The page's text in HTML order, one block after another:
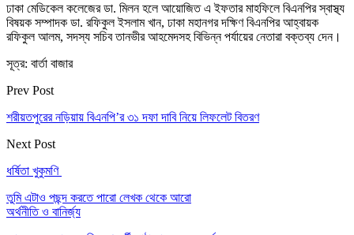
ঢাকা মেডিকেল কলেজের ডা. মিলন হলে আয়োজিত এ ইফতার মাহফিলে বিএনপির স্বাস্থ্য
বিষয়ক সম্পাদক ডা. রফিকুল ইসলাম খান, ঢাকা মহানগর দক্ষিণ বিএনপির আহ্বায়ক
রফিকুল আলম, সদস্য সচিব তানভীর আহমেদসহ বিভিন্ন পর্যায়ের নেতারা বক্তব্য দেন।
সূত্র: বার্তা বাজার
Prev Post
শরীয়তপুরের নড়িয়ায় বিএনপি’র ৩১ দফা দাবি নিয়ে লিফলেট বিতরণ
Next Post
ধর্ষিতা খুকুমণি
তুমি এটাও পছন্দ করতে পারো লেখক থেকে আরো
অর্থনীতি ও বানির্জ্য